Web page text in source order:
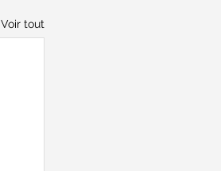
Voir tout